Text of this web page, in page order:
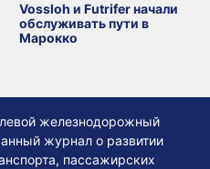
Vossloh и Futrifer начали
обслуживать пути в
Марокко
железнодорожный
журнал о развитии
пассажирских